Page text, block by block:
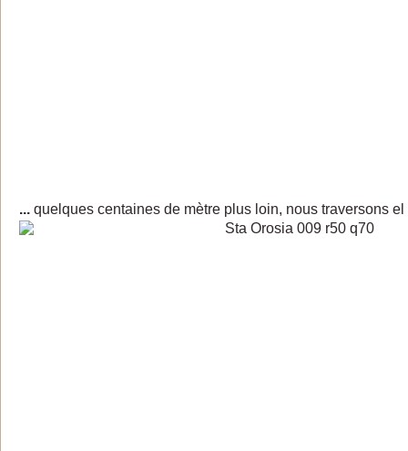
... quelques centaines de mètre plus loin, nous traversons